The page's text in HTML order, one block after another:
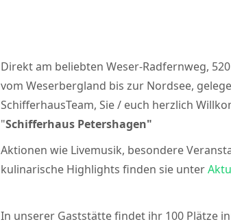
Direkt am beliebten Weser-Radfernweg,
vom Weserbergland bis zur Nordsee,
SchifferhausTeam, Sie / euch herzlich
"Schifferhaus Petershagen"
Aktionen wie Livemusik, besondere
kulinarische Highlights finden sie unter
In unserer Gaststätte findet ihr 100 Plätze